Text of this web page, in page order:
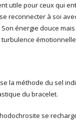
utile pour ceux qui
reconnecter à soi
énergie douce
la méthode du sel
du bracelet.
se